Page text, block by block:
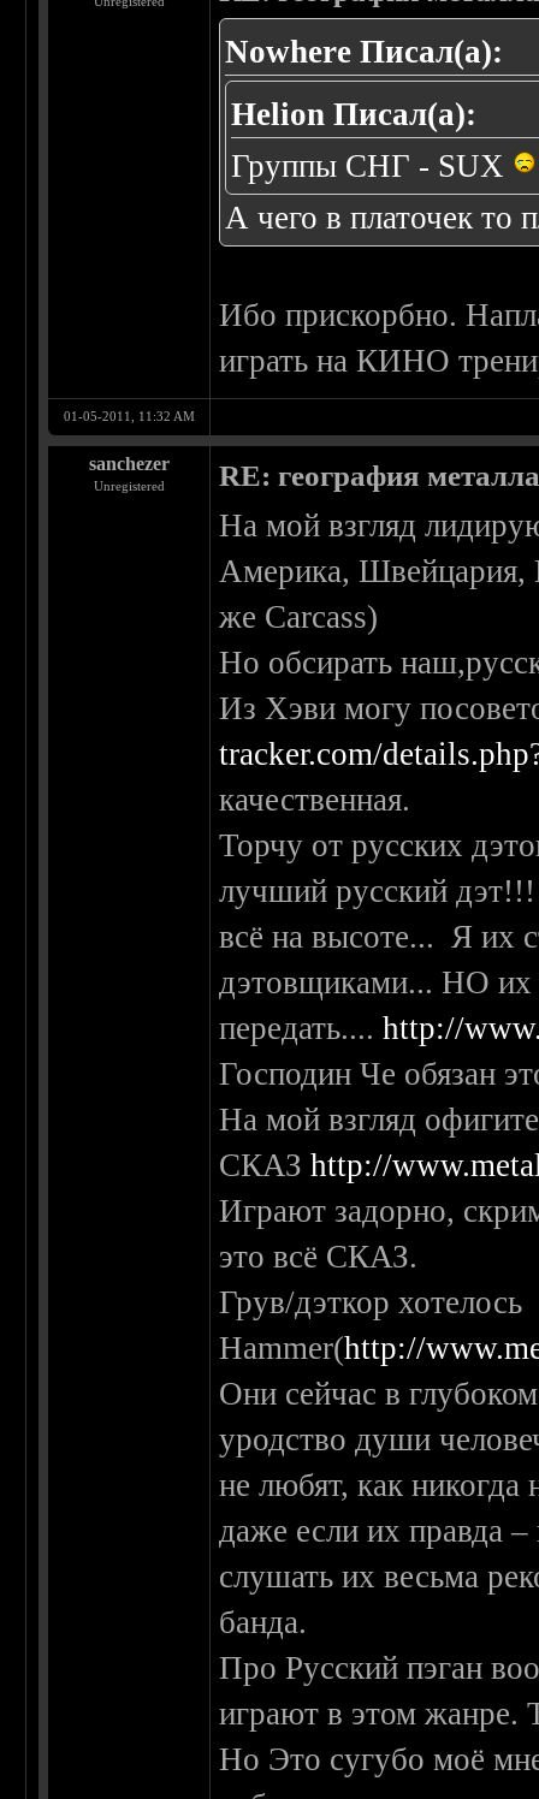
Nowhere Писал(а):
Helion Писал(а):
Группы СНГ - SUX
А чего в платочек то
Ибо прискорбно.
играть на КИНО
01-05-2011, 11:32 AM
sanchezer
Unregistered RE: география
На мой взгляд
Америка, Швейцария,
же Carcass)
Но обсирать
Из Хэви могу
tracker.com/
качественная.
Торчу от русских
лучший русский
всё на высоте... Я их
дэтовщиками... НО их
передать....http://
Господин Че обязан
На мой взгляд
СКАЗhttp://
Играют задорно,
это всё СКАЗ.
Грув/дэткор
Hammer(http://
Они сейчас в
уродство души
не любят, как
даже если их правда
слушать их весьма
банда.
Про Русский пэган
играют в этом жанре.
Но Это сугубо моё